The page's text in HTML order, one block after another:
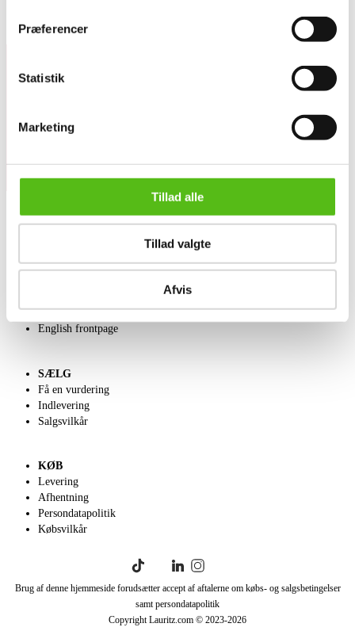
Præferencer
Statistik
Marketing
Tillad alle
Tillad valgte
Afvis
Royal Copenhagen: Helblonde musselmalet mokkakande af porcel...
Tilmeld dig vores nyhedsbrev og modtag nyheder samt
Om Lauritz.com
Klassisk Auktion
English frontpage
SÆLG
Få en vurdering
Indlevering
Salgsvilkår
KØB
Levering
Afhentning
Persondatapolitik
Købsvilkår
Brug af denne hjemmeside forudsætter accept af aftalerne om købs- og salgsbetingelser
samt persondatapolitik
Copyright Lauritz.com © 2023-2026